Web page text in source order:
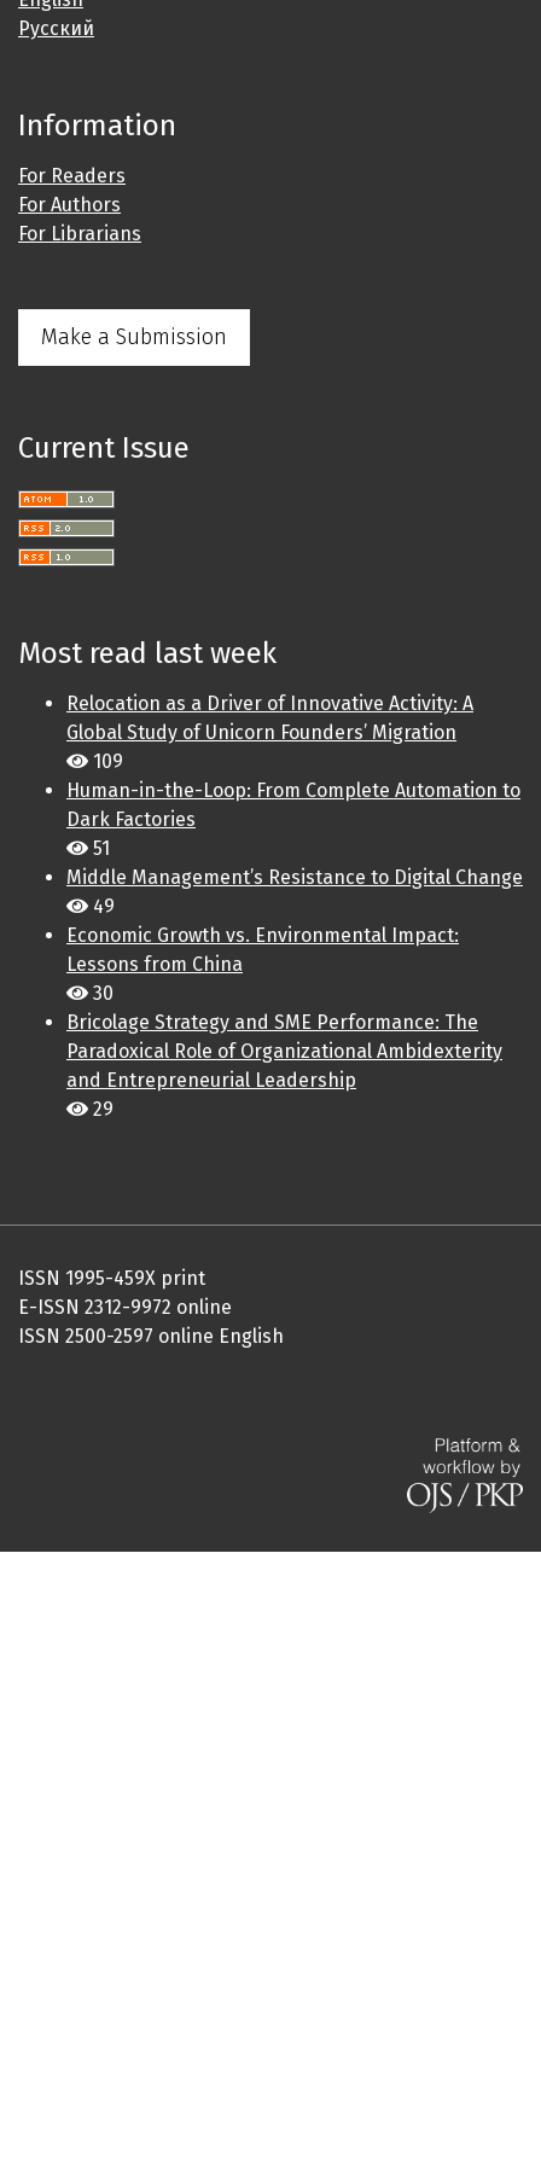
Русский
Information
For Readers
For Authors
For Librarians
Make a Submission
Current Issue
Most read last week
Relocation as a Driver of Innovative Activity: A
Global Study of Unicorn Founders’ Migration
109
Human-in-the-Loop: From Complete Automation to
Dark Factories
51
Middle Management’s Resistance to Digital Change
49
Economic Growth vs. Environmental Impact:
Lessons from China
30
Bricolage Strategy and SME Performance: The
Paradoxical Role of Organizational Ambidexterity
and Entrepreneurial Leadership
29
ISSN 1995-459X print
E-ISSN 2312-9972 online
ISSN 2500-2597 online English